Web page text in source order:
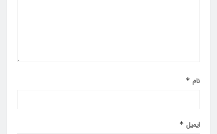
نام *
ایمیل *